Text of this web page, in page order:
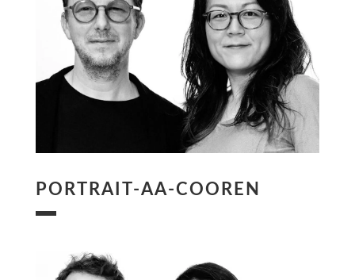
PORTRAIT-AA-COOREN